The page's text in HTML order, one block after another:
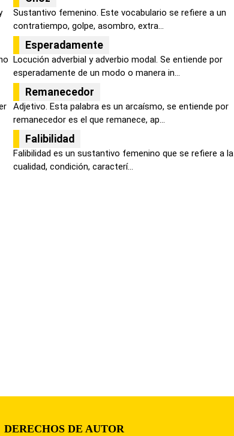
Sustantivo femenino. Este vocabulario se refiere a un
contratiempo, golpe, asombro, extra...
Esperadamente
Locución adverbial y adverbio modal. Se entiende por
esperadamente de un modo o manera in...
Remanecedor
Adjetivo. Esta palabra es un arcaísmo, se entiende por
remanecedor es el que remanece, ap...
Falibilidad
Falibilidad es un sustantivo femenino que se refiere a la
cualidad, condición, caracterí...
DERECHOS DE AUTOR